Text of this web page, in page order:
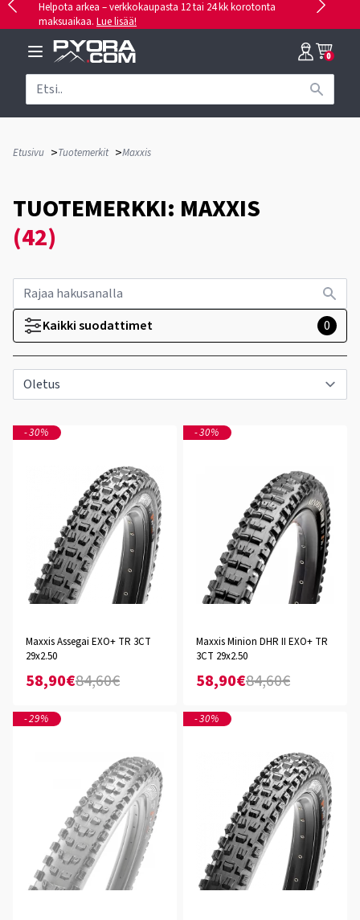
Helpota arkea – verkkokaupasta 12 tai 24 kk korotonta
maksuaikaa. Lue lisää!
0
Etusivu >Tuotemerkit >Maxxis
TUOTEMERKKI: MAXXIS
(42)
Kaikki suodattimet 0
-30%
Maxxis Assegai EXO+ TR 3CT
29x2.50
58,90€84,60€
-30%
Maxxis Minion DHR II EXO+ TR
3CT 29x2.50
58,90€84,60€
-29% -30%